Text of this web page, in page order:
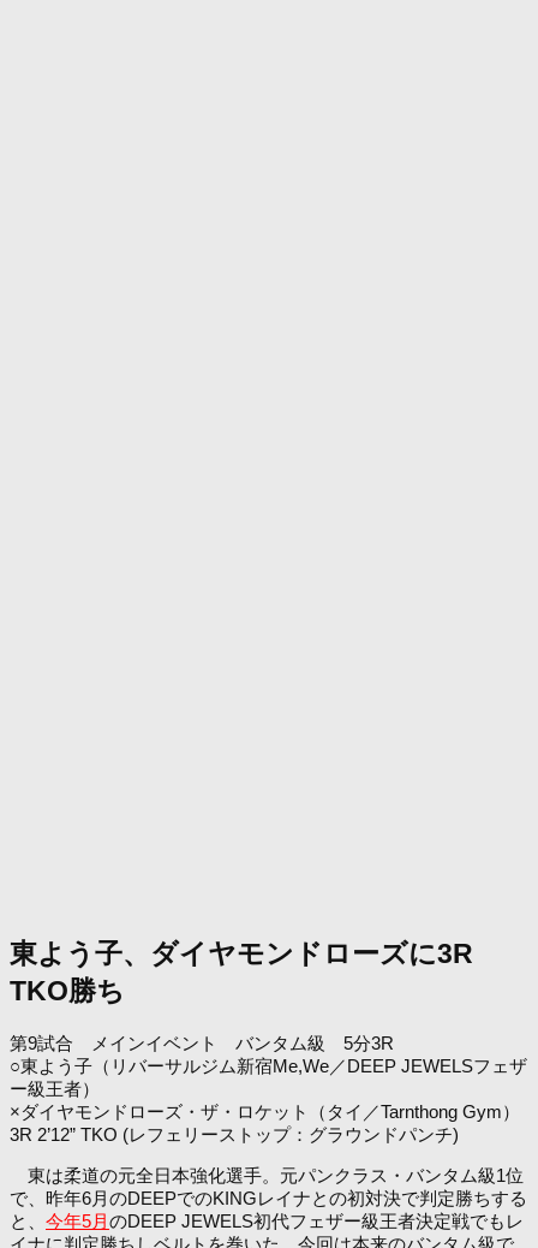
東よう子、ダイヤモンドローズに3R
TKO勝ち
第9試合 メインイベント バンタム級 5分3R
○東よう子（リバーサルジム新宿Me,We／DEEP JEWELSフェザ
ー級王者）
×ダイヤモンドローズ・ザ・ロケット（タイ／Tarnthong Gym）
3R 2’12” TKO (レフェリーストップ：グラウンドパンチ)
東は柔道の元全日本強化選手。元パンクラス・バンタム級1位
で、昨年6月のDEEPでのKINGレイナとの初対決で判定勝ちする
と、 今年5月のDEEP JEWELS初代フェザー級王者決定戦でもレ